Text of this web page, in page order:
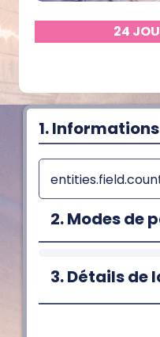
24
1.
2. Modes de
3. Détails de